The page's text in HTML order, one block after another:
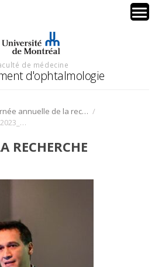
de médecine
d'ophtalmologie
Journée annuelle de la recherche en ophtalmologie de l’Université de Montréal /
Journée de la recherche 2023_153
RECHERCHE